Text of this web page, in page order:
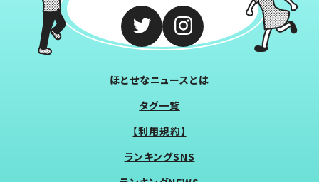
ほとせなニュースとは
タグ一覧
【利用規約】
ランキングSNS